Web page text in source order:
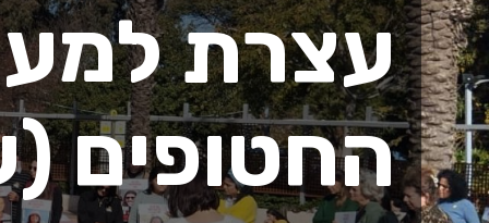
עצרת
החטופים